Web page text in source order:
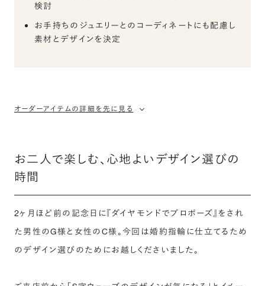
検討
お手持ちのジュエリーとのコーディネートにも配慮し
素材とデザインを決定
オーダーアイテムの詳細を先に見る
お二人で楽しむ、心地よいデザイン選びの
時間
2ヶ月ほど前の記念日に『ダイヤモンドでプロポーズ』をされ
た男性のG様と女性のC様。今回は婚約指輪に仕立てるため
のデザイン選びのためにお越しくださいました。